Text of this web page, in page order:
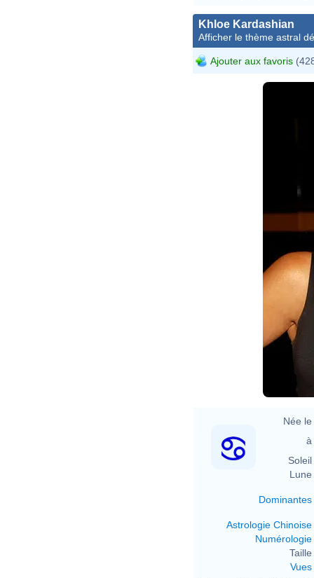
Khloe Kardashian
Afficher le thème astral
Ajouter aux favoris
Née le
à
Soleil
Lune
Dominantes
Astrologie Chinoise
Numérologie
Taille
Vues